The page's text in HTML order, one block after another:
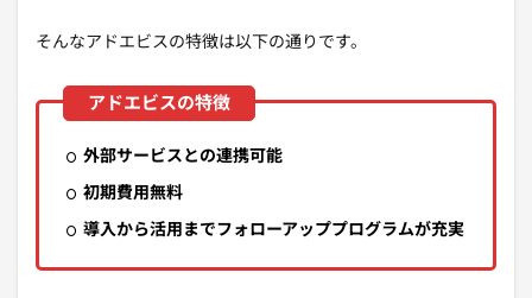
そんなアドエビスの特徴は以下の通りです。
外部サービスとの連携可能
初期費用無料
導入から活用までフォローアッププログラムが充実